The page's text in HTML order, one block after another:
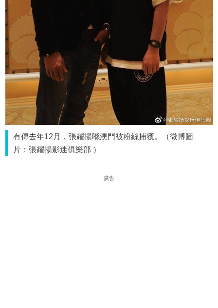
有傳去年12月，張耀揚喺澳門被粉絲捕獲。（微博圖
片：張耀揚影迷俱樂部 ）
廣告